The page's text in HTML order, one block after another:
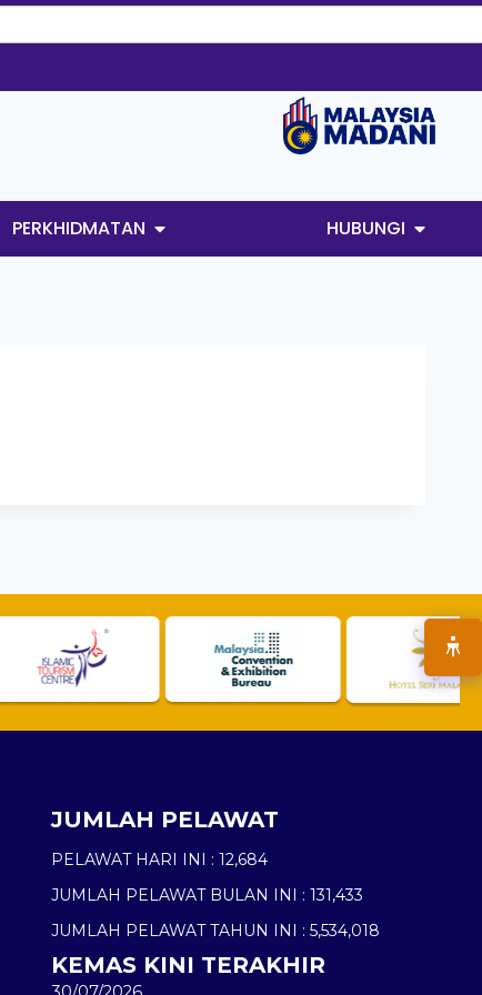
PERKHIDMATAN HUBUNGI
JUMLAH PELAWAT
PELAWAT HARI INI : 12,684
JUMLAH PELAWAT BULAN INI : 131,433
JUMLAH PELAWAT TAHUN INI : 5,534,018
KEMAS KINI TERAKHIR